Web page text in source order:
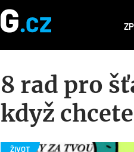
8 rad pro
když